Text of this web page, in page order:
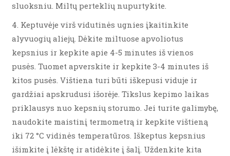
sluoksniu. Miltų perteklių nupurtykite.
4. Keptuvėje virš vidutinės ugnies įkaitinkite
alyvuogių aliejų. Dėkite miltuose apvoliotus
kepsnius ir kepkite apie 4-5 minutes iš vienos
pusės. Tuomet apverskite ir kepkite 3-4 minutes iš
kitos pusės. Vištiena turi būti iškepusi viduje ir
gardžiai apskrudusi išorėje. Tikslus kepimo laikas
priklausys nuo kepsnių storumo. Jei turite galimybę,
naudokite maistinį termometrą ir kepkite vištieną
iki 72 °C vidinės temperatūros. Iškeptus kepsnius
išimkite į lėkštę ir atidėkite į šalį. Uždenkite kita